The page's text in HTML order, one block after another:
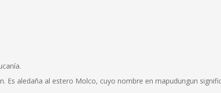
Es aledaña al estero Molco, cuyo nombre en mapudungun